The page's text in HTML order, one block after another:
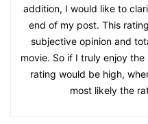
addition, I would like to
end of my post. This
subjective opinion and
movie. So if I truly enjoy
rating would be high,
most likely the